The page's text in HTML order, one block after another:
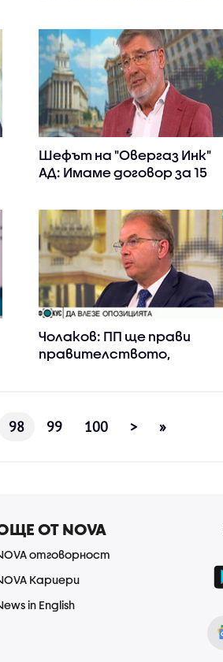
Асен Василев
Шефът на "Овергаз Инк"
АД: Имаме договор за 15
природен газ
Чолаков: ПП ще прави
правителството,
98 99 100 > »
ОТ NOVA
отговорност
Кариери
in English